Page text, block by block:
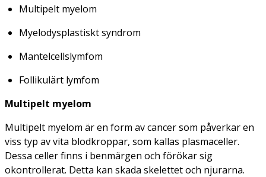
Multipelt myelom
Myelodysplastiskt syndrom
Mantelcellslymfom
Follikulärt lymfom
Multipelt myelom
Multipelt myelom är en form av cancer som påverkar en
viss typ av vita blodkroppar, som kallas plasmaceller.
Dessa celler finns i benmärgen och förökar sig
okontrollerat. Detta kan skada skelettet och njurarna.